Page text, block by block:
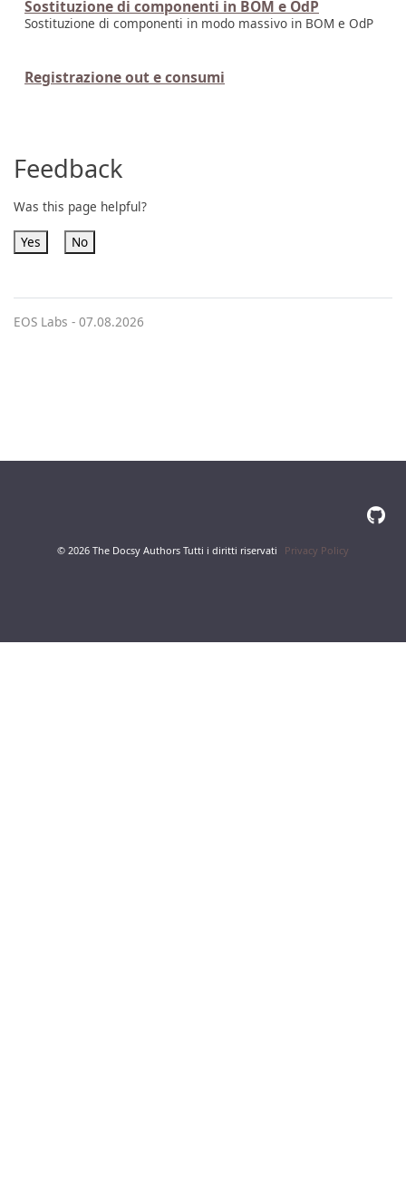
Sostituzione di componenti in BOM e OdP
Sostituzione di componenti in modo massivo in BOM e OdP
Registrazione out e consumi
Feedback
Was this page helpful?
Yes No
EOS Labs - 07.08.2026
© 2026 The Docsy Authors Tutti i diritti riservati Privacy Policy